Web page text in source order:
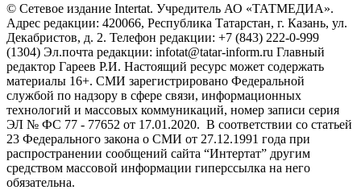
© Сетевое издание Intertat. Учредитель АО «ТАТМЕДИА».
Адрес редакции: 420066, Республика Татарстан, г. Казань, ул.
Декабристов, д. 2. Телефон редакции: +7 (843) 222-0-999
(1304) Эл.почта редакции: infotat@tatar-inform.ru Главный
редактор Гареев Р.И. Настоящий ресурс может содержать
материалы 16+. СМИ зарегистрировано Федеральной
службой по надзору в сфере связи, информационных
технологий и массовых коммуникаций, номер записи серия
ЭЛ № ФС 77 - 77652 от 17.01.2020. В соответствии со статьей
23 Федерального закона о СМИ от 27.12.1991 года при
распространении сообщений сайта “Интертат” другим
средством массовой информации гиперссылка на него
обязательна.